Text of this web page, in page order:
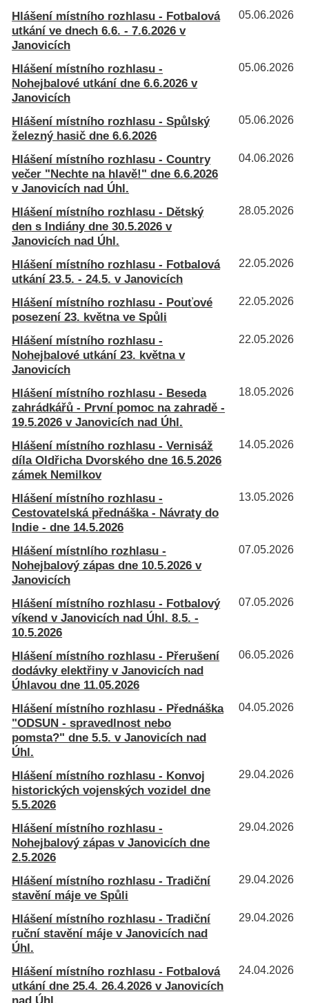
05.06.2026
Hlášení místního rozhlasu - Fotbalová
utkání ve dnech 6.6. - 7.6.2026 v
Janovicích
05.06.2026
Hlášení místního rozhlasu -
Nohejbalové utkání dne 6.6.2026 v
Janovicích
05.06.2026
Hlášení místního rozhlasu - Spůlský
železný hasič dne 6.6.2026
04.06.2026
Hlášení místního rozhlasu - Country
večer "Nechte na hlavě!" dne 6.6.2026
v Janovicích nad Úhl.
28.05.2026
Hlášení místního rozhlasu - Dětský
den s Indiány dne 30.5.2026 v
Janovicích nad Úhl.
22.05.2026
Hlášení místního rozhlasu - Fotbalová
utkání 23.5. - 24.5. v Janovicích
22.05.2026
Hlášení místního rozhlasu - Pouťové
posezení 23. května ve Spůli
22.05.2026
Hlášení místního rozhlasu -
Nohejbalové utkání 23. května v
Janovicích
18.05.2026
Hlášení místního rozhlasu - Beseda
zahrádkářů - První pomoc na zahradě -
19.5.2026 v Janovicích nad Úhl.
14.05.2026
Hlášení místního rozhlasu - Vernisáž
díla Oldřicha Dvorského dne 16.5.2026
zámek Nemilkov
13.05.2026
Hlášení místního rozhlasu -
Cestovatelská přednáška - Návraty do
Indie - dne 14.5.2026
07.05.2026
Hlášení místnlího rozhlasu -
Nohejbalový zápas dne 10.5.2026 v
Janovicích
07.05.2026
Hlášení místního rozhlasu - Fotbalový
víkend v Janovicích nad Úhl. 8.5. -
10.5.2026
06.05.2026
Hlášení místního rozhlasu - Přerušení
dodávky elektřiny v Janovicích nad
Úhlavou dne 11.05.2026
04.05.2026
Hlášení místního rozhlasu - Přednáška
"ODSUN - spravedlnost nebo
pomsta?" dne 5.5. v Janovicích nad
Úhl.
29.04.2026
Hlášení místního rozhlasu - Konvoj
historických vojenských vozidel dne
5.5.2026
29.04.2026
Hlášení místního rozhlasu -
Nohejbalový zápas v Janovicích dne
2.5.2026
29.04.2026
Hlášení místního rozhlasu - Tradiční
stavění máje ve Spůli
29.04.2026
Hlášení místního rozhlasu - Tradiční
ruční stavění máje v Janovicích nad
Úhl.
24.04.2026
Hlášení místního rozhlasu - Fotbalová
utkání dne 25.4. 26.4.2026 v Janovicích
nad Úhl.